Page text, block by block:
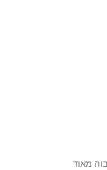
מאוד